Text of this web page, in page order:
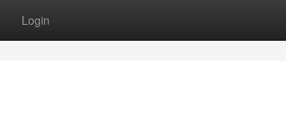
Login